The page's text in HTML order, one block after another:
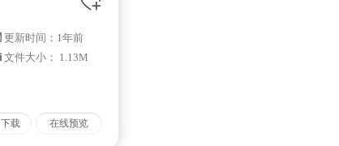
更新时间： 1年前
文件大小： 1.13M
下载 在线预览